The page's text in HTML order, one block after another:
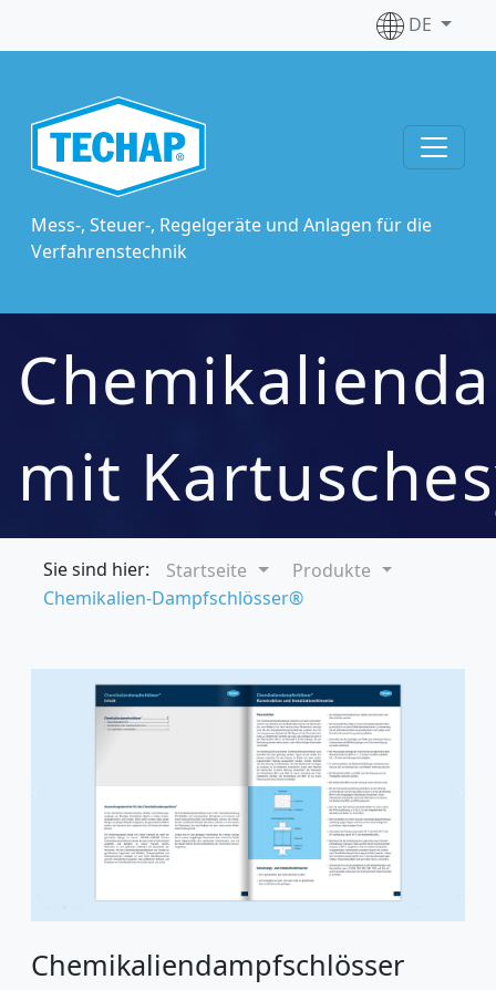
DE
Mess-, Steuer-, Regelgeräte und Anlagen für die
Verfahrenstechnik
mit
Sie sind hier: Startseite
Produkte
Chemikalien-Dampfschlösser®
Chemikaliendampfschlösser